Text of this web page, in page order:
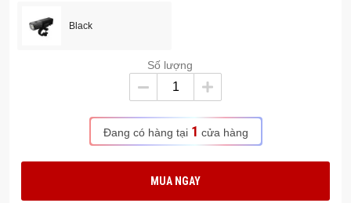
Black
Số lượng
Đang có hàng tại 1 cửa hàng
MUA NGAY